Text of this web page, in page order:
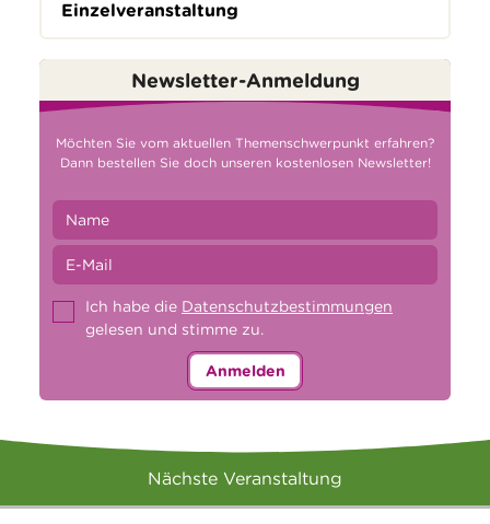
Einzelveranstaltung
Newsletter-Anmeldung
Möchten Sie vom aktuellen Themenschwerpunkt erfahren?
Dann bestellen Sie doch unseren kostenlosen Newsletter!
Ich habe die Datenschutzbestimmungen
gelesen und stimme zu.
Anmelden
Nächste Veranstaltung